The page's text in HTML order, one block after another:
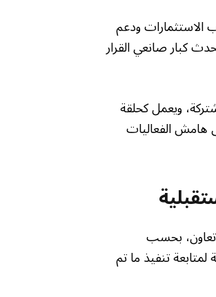
ودعم
يجمع الحدث كبار صانعي القرار
ويعمل كحلقة
هامش الفعاليات
تعاون، بحسب
تنفيذ ما تم